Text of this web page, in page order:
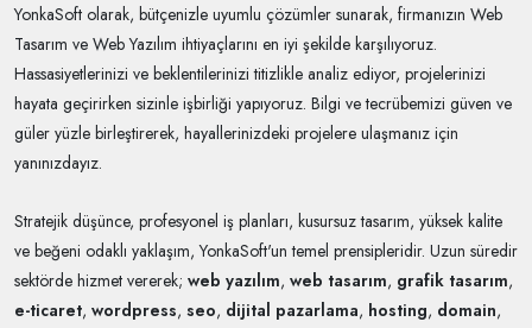
YonkaSoft olarak, bütçenizle uyumlu çözümler sunarak, firmanızın Web
Tasarım ve Web Yazılım ihtiyaçlarını en iyi şekilde karşılıyoruz.
Hassasiyetlerinizi ve beklentilerinizi titizlikle analiz ediyor, projelerinizi
hayata geçirirken sizinle işbirliği yapıyoruz. Bilgi ve tecrübemizi güven ve
güler yüzle birleştirerek, hayallerinizdeki projelere ulaşmanız için
yanınızdayız.
Stratejik düşünce, profesyonel iş planları, kusursuz tasarım, yüksek kalite
ve beğeni odaklı yaklaşım, YonkaSoft'un temel prensipleridir. Uzun süredir
sektörde hizmet vererek; web yazılım, web tasarım, grafik tasarım,
e-ticaret, wordpress, seo, dijital pazarlama, hosting, domain,